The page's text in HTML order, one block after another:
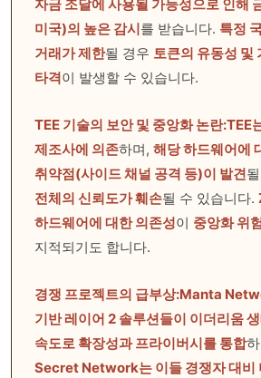
자금 조달에 사용될 가능성으로 인해
미국)의 높은 감시를 받습니다. 특정
거래가 제한될 경우 토큰의 유동성 및
타격이 발생할 수 있습니다.
TEE 기술의 보안 및 중앙화 논란:TEE
제조사에 의존하며, 해당 하드웨어에
취약점(사이드 채널 공격 등)이 발견
전체의 신뢰도가 훼손될 수 있습니다.
하드웨어에 대한 의존성이 중앙화 위
지적되기도 합니다.
경쟁 프로젝트의 급부상:Manta
기반 레이어 2 솔루션들이 이더리움
속도로 확장성과 프라이버시를 통합
Secret Network는 이들 경쟁자 대비